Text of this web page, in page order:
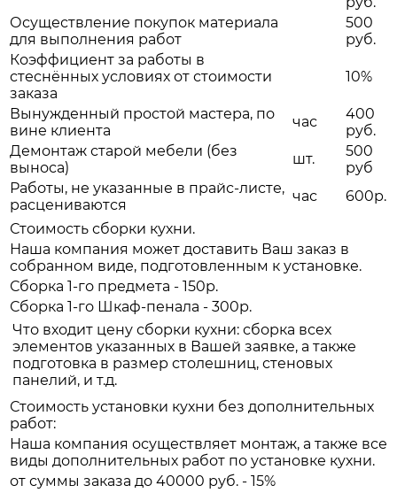
Осуществление покупок материала
для выполнения работ
500
руб.
Коэффициент за работы в
стеснённых условиях от стоимости
заказа
10%
Вынужденный простой мастера, по
вине клиента
час
400
руб.
Демонтаж старой мебели (без
выноса)
шт.
500
руб
Работы, не указанные в прайс-листе,
расцениваются
час
600р.
Стоимость сборки кухни.
Наша компания может доставить Ваш заказ в
собранном виде, подготовленным к установке.
Сборка 1-го предмета - 150р.
Сборка 1-го Шкаф-пенала - 300р.
Что входит цену сборки кухни: сборка всех
элементов указанных в Вашей заявке, а также
подготовка в размер столешниц, стеновых
панелий, и т.д.
Стоимость установки кухни без дополнительных
работ:
Наша компания осуществляет монтаж, а также все
виды дополнительных работ по установке кухни.
от суммы заказа до 40000 руб. - 15%